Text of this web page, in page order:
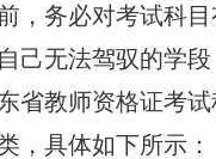
，务必对考试科目
己无法驾驭的学
省教师资格证考
，具体如下所示：